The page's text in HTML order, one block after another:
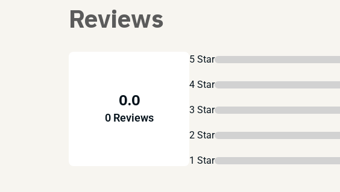
Reviews
0.0
0 Reviews
5 Star
4 Star
3 Star
2 Star
1 Star